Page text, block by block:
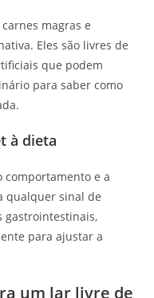
magras e
Eles são livres de
que podem
para saber como
à dieta
comportamento e a
qualquer sinal de
gastrointestinais,
para ajustar a
um lar livre de